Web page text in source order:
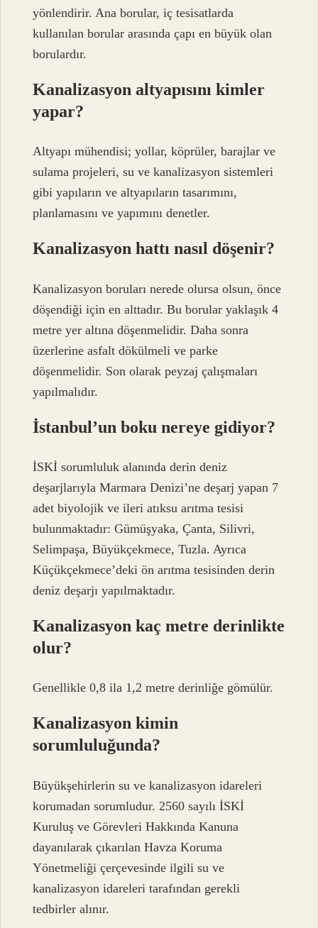
yönlendirir. Ana borular, iç tesisatlarda
kullanılan borular arasında çapı en büyük olan
borulardır.
Kanalizasyon altyapısını kimler
yapar?
Altyapı mühendisi; yollar, köprüler, barajlar ve
sulama projeleri, su ve kanalizasyon sistemleri
gibi yapıların ve altyapıların tasarımını,
planlamasını ve yapımını denetler.
Kanalizasyon hattı nasıl döşenir?
Kanalizasyon boruları nerede olursa olsun, önce
döşendiği için en alttadır. Bu borular yaklaşık 4
metre yer altına döşenmelidir. Daha sonra
üzerlerine asfalt dökülmeli ve parke
döşenmelidir. Son olarak peyzaj çalışmaları
yapılmalıdır.
İstanbul’un boku nereye gidiyor?
İSKİ sorumluluk alanında derin deniz
deşarjlarıyla Marmara Denizi’ne deşarj yapan 7
adet biyolojik ve ileri atıksu arıtma tesisi
bulunmaktadır: Gümüşyaka, Çanta, Silivri,
Selimpaşa, Büyükçekmece, Tuzla. Ayrıca
Küçükçekmece’deki ön arıtma tesisinden derin
deniz deşarjı yapılmaktadır.
Kanalizasyon kaç metre derinlikte
olur?
Genellikle 0,8 ila 1,2 metre derinliğe gömülür.
Kanalizasyon kimin
sorumluluğunda?
Büyükşehirlerin su ve kanalizasyon idareleri
korumadan sorumludur. 2560 sayılı İSKİ
Kuruluş ve Görevleri Hakkında Kanuna
dayanılarak çıkarılan Havza Koruma
Yönetmeliği çerçevesinde ilgili su ve
kanalizasyon idareleri tarafından gerekli
tedbirler alınır.